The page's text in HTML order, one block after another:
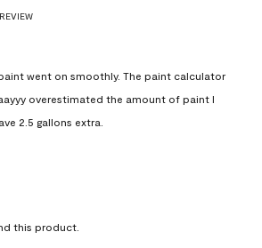
went on smoothly. The paint calculator
overestimated the amount of paint I
2.5 gallons extra.
this product.